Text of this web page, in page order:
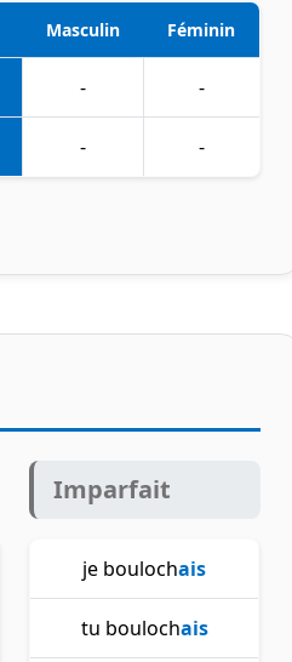
Masculin Féminin
- -
- -
Imparfait
je boulochais
tu boulochais